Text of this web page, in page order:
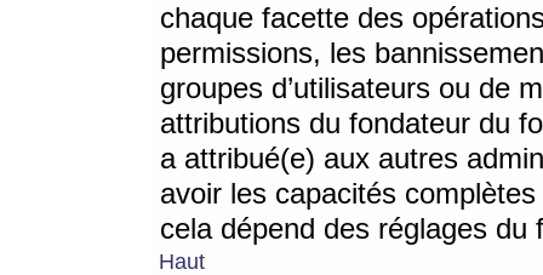
chaque facette des
permissions, les
groupes d’utilisateurs ou de
attributions du fondateur du
a attribué(e) aux autres
avoir les capacités
cela dépend des réglages du
Haut